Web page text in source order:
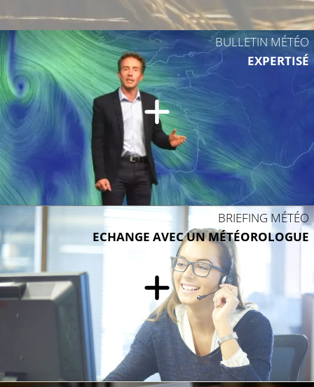
BULLETIN MÉTÉO
EXPERTISÉ
BRIEFING MÉTÉO
ECHANGE AVEC UN MÉTÉOROLOGUE